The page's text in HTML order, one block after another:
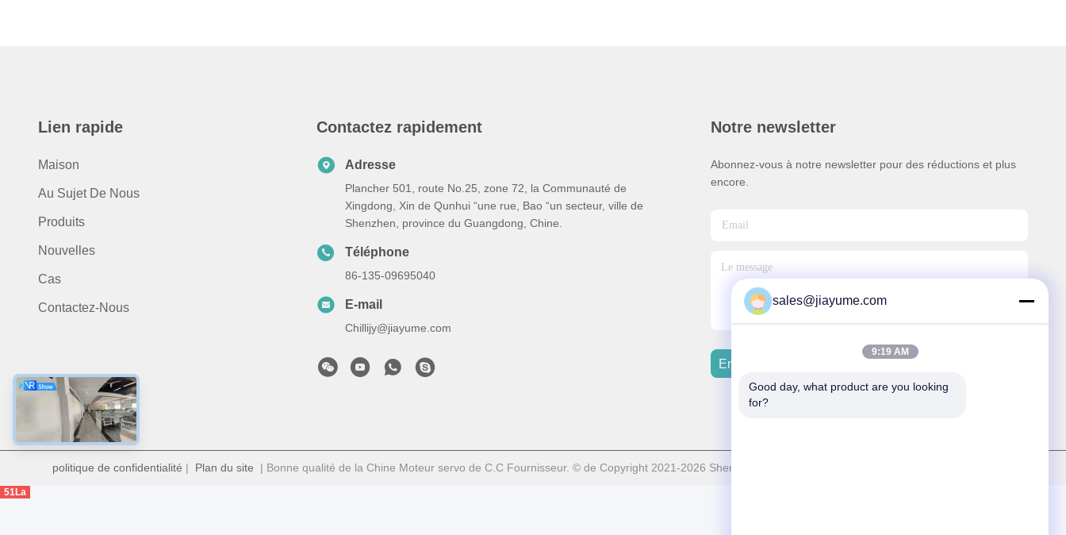
Lien rapide
Maison
Au Sujet De Nous
Produits
Nouvelles
Cas
Contactez-Nous
Contactez rapidement
Adresse
Plancher 501, route No.25, zone 72, la Communauté de
Xingdong, Xin de Qunhui “une rue, Bao “un secteur, ville de
Shenzhen, province du Guangdong, Chine.
Téléphone
86-135-09695040
E-mail
Chillijy@jiayume.com
Notre newsletter
Abonnez-vous à notre newsletter pour des réductions et plus
encore.
Envoyer Un Courriel
politique de confidentialité | Plan du site | Bonne qualité de la Chine Moteur servo de C.C Fournisseur. © de Copyright 2021-2026 Shenzhen Jiayu Mechatronic Co., Ltd. . Tous droits réservés.
51La
sales@jiayume.com
9:19 AM
Good day, what product are you looking
for?